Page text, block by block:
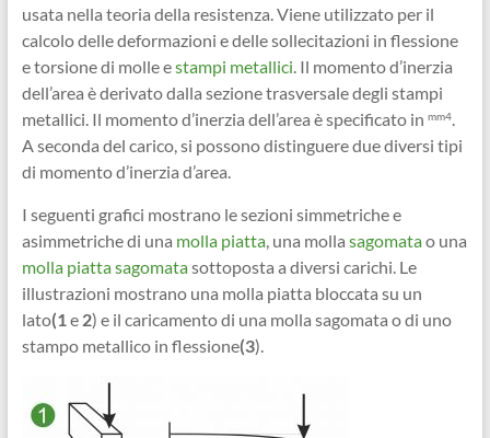
usata nella teoria della resistenza. Viene utilizzato per il
calcolo delle deformazioni e delle sollecitazioni in flessione
e torsione di molle estampi metallici. Il momento d’inerzia
dell’area è derivato dalla sezione trasversale degli stampi
metallici. Il momento d’inerzia dell’area è specificato in mm4.
A seconda del carico, si possono distinguere due diversi tipi
di momento d’inerzia d’area.
I seguenti grafici mostrano le sezioni simmetriche e
asimmetriche di una molla piatta, una molla sagomatao una
molla piatta sagomatasottoposta a diversi carichi. Le
illustrazioni mostrano una molla piatta bloccata su un
lato(1e 2) e il caricamento di una molla sagomata o di uno
stampo metallico in flessione(3).